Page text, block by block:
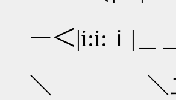
｛ ∨ｰ
ー＜
＼
＼